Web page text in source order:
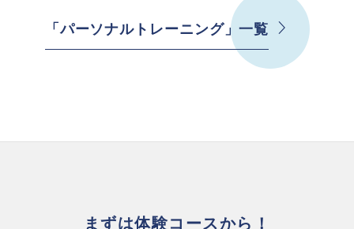
「パーソナルトレーニング」一覧
まずは体験コースから！